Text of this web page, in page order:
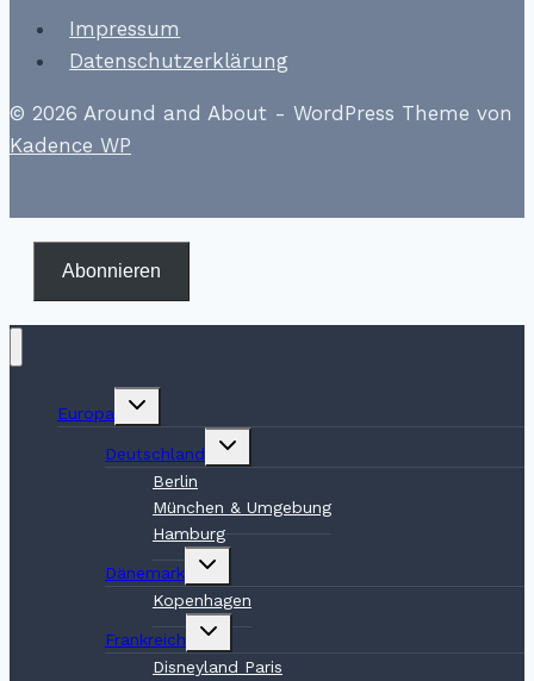
Impressum
Datenschutzerklärung
© 2026 Around and About - WordPress Theme von
Kadence WP
Abonnieren
Europa
Untermenü
Deutschland
Untermenü
Berlin
München & Umgebung
Hamburg
Dänemark
Untermenü
Kopenhagen
Frankreich
Untermenü
Disneyland Paris